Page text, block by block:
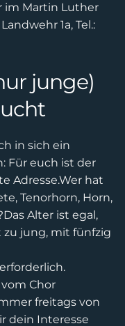
im Martin Luther
1a, Tel.:
junge)
in sich ein
Für euch ist der
Adresse.Wer hat
Tenorhorn, Horn,
Das Alter ist egal,
jung, mit fünfzig
Chor
freitags von
dein Interesse